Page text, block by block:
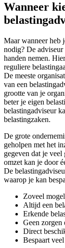
Wanneer
Maar wanneer heb
nodig? De
handen nemen.
reguliere
De meeste
van een
grootte van je
beter je eigen
belastingadviseur
belastingzaken.
De grote
geholpen met het
gegeven dat je
omzet kan je door
De
waarop je kan
Zoveel
Altijd een
Erkende
Geen zorgen
Direct
Bespaart